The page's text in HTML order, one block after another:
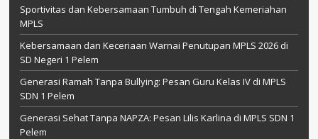
Sportivitas dan Kebersamaan Tumbuh di Tengah Kemeriahan
MPLS
Kebersamaan dan Keceriaan Warnai Penutupan MPLS 2026 di
SD Negeri 1 Pelem
Generasi Ramah Tanpa Bullying: Pesan Guru Kelas IV di MPLS
SDN 1 Pelem
Generasi Sehat Tanpa NAPZA: Pesan Lilis Karlina di MPLS SDN 1
Pelem